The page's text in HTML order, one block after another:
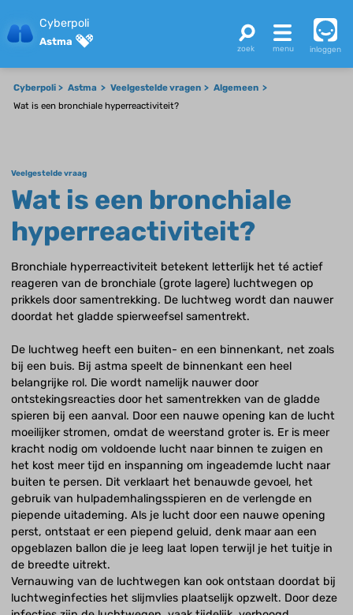
Cyberpoli
Astma
inloggen
Cyberpoli Astma Veelgestelde vragen
Algemeen
Wat is een bronchiale hyperreactiviteit?
Veelgestelde vraag
Wat is een bronchiale
hyperreactiviteit?
Bronchiale hyperreactiviteit betekent letterlijk het té actief
reageren van de bronchiale (grote lagere) luchtwegen op
prikkels door samentrekking. De luchtweg wordt dan nauwer
doordat het gladde spierweefsel samentrekt.
De luchtweg heeft een buiten- en een binnenkant, net zoals
bij een buis. Bij astma speelt de binnenkant een heel
belangrijke rol. Die wordt namelijk nauwer door
ontstekingsreacties door het samentrekken van de gladde
spieren bij een aanval. Door een nauwe opening kan de lucht
moeilijker stromen, omdat de weerstand groter is. Er is meer
kracht nodig om voldoende lucht naar binnen te zuigen en
het kost meer tijd en inspanning om ingeademde lucht naar
buiten te persen. Dit verklaart het benauwde gevoel, het
gebruik van hulpademhalingsspieren en de verlengde en
piepende uitademing. Als je lucht door een nauwe opening
perst, ontstaat er een piepend geluid, denk maar aan een
opgeblazen ballon die je leeg laat lopen terwijl je het tuitje in
de breedte uitrekt.
Vernauwing van de luchtwegen kan ook ontstaan doordat bij
luchtweginfecties het slijmvlies plaatselijk opzwelt. Door deze